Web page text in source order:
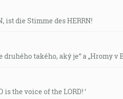
ist die Stimme des HERRN!
takého, aký je“ a „Hromy v
is the voice of the LORD! ‘